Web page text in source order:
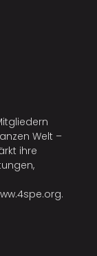
Welt –
ihre
.